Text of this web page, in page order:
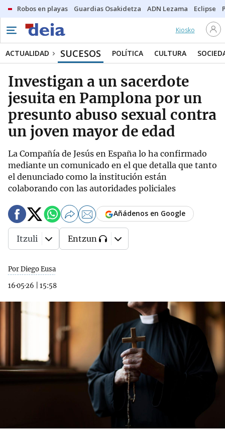
Robos en playas Guardias Osakidetza ADN Lezama Eclipse
Kiosko
ACTUALIDAD SUCESOS POLÍTICA CULTURA
Investigan a un sacerdote
jesuita en Pamplona por un
presunto abuso sexual contra
un joven mayor de edad
La Compañía de Jesús en España lo ha confirmado
mediante un comunicado en el que detalla que tanto
el denunciado como la institución están
colaborando con las autoridades policiales
Por Diego Eusa
16·05·26
15:58
Añádenos en Google
Itzuli Entzun